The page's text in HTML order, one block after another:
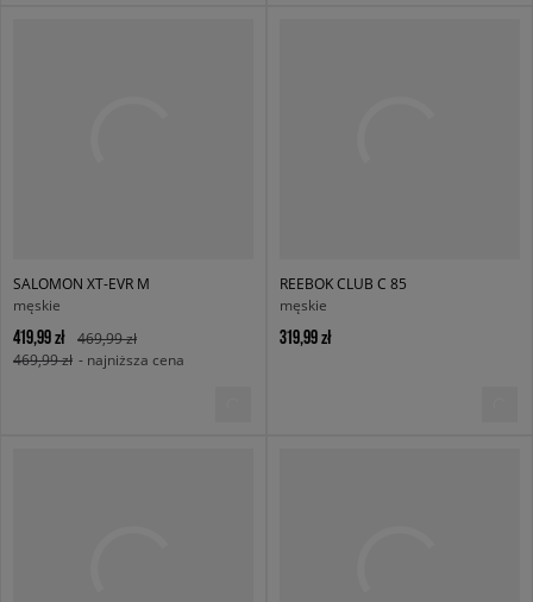
SALOMON XT-EVR M
męskie
419,99 zł
469,99 zł
469,99 zł - najniższa cena
REEBOK CLUB C 85
męskie
319,99 zł